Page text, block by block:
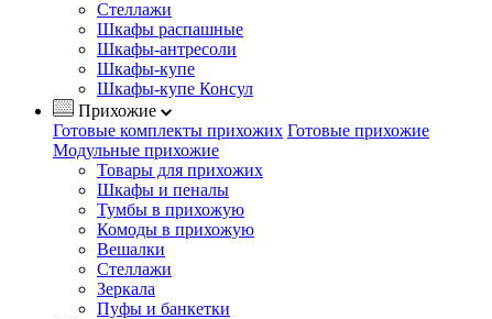
Стеллажи
Шкафы распашные
Шкафы-антресоли
Шкафы-купе
Шкафы-купе Консул
Прихожие
Готовые комплекты прихожих Готовые прихожие
Модульные прихожие
Товары для прихожих
Шкафы и пеналы
Тумбы в прихожую
Комоды в прихожую
Вешалки
Стеллажи
Зеркала
Пуфы и банкетки